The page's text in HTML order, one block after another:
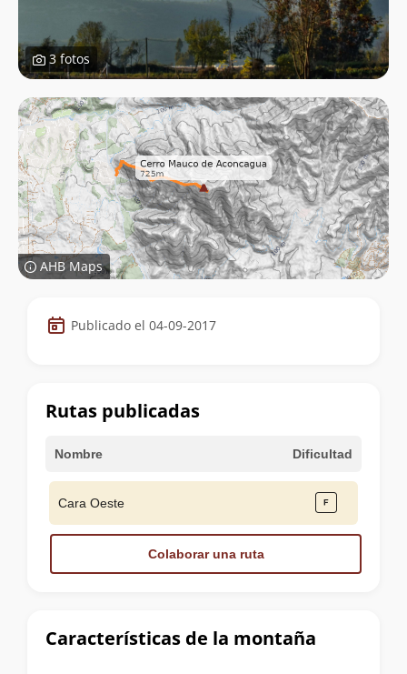
3 fotos
AHB Maps
Datos
de
cumbre
Publicado el 04-09-2017
Características de la montaña
Rutas publicadas
Nombre Dificultad
Cara Oeste
Colaborar una ruta